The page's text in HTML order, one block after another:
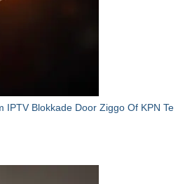
IPTV Blokkade Door Ziggo Of KPN Te